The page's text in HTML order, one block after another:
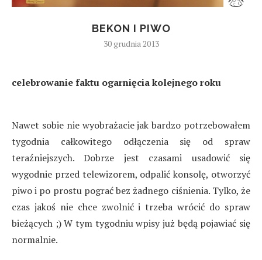
BEKON I PIWO
30 grudnia 2013
celebrowanie faktu ogarnięcia kolejnego roku
Nawet sobie nie wyobrażacie jak bardzo potrzebowałem
tygodnia całkowitego odłączenia się od spraw
teraźniejszych. Dobrze jest czasami usadowić się
wygodnie przed telewizorem, odpalić konsolę, otworzyć
piwo i po prostu pograć bez żadnego ciśnienia. Tylko, że
czas jakoś nie chce zwolnić i trzeba wrócić do spraw
bieżących ;) W tym tygodniu wpisy już będą pojawiać się
normalnie.